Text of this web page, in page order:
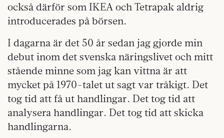
också därför som IKEA och Tetrapak aldrig
introducerades på börsen.
I dagarna är det 50 år sedan jag gjorde min
debut inom det svenska näringslivet och mitt
stående minne som jag kan vittna är att
mycket på 1970-talet ut sagt var tråkigt. Det
tog tid att få ut handlingar. Det tog tid att
analysera handlingar. Det tog tid att skicka
handlingarna.